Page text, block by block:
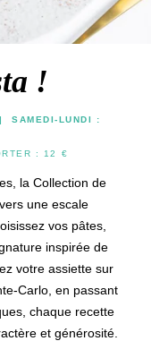
!
SAMEDI-LUNDI :
: 12 €
la Collection de
une escale
vos pâtes,
inspirée de
votre assiette sur
Carlo, en passant
chaque recette
et générosité.